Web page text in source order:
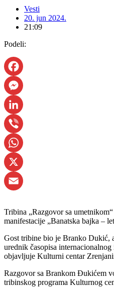
Vesti
20. jun 2024.
21:09
Podeli:
Facebook
Messenger
LinkedIn
Viber
WhatsApp
X
Tribina „Razgovor sa
manifestacije „Banatska bajka –
Gost tribine bio je Branko Dukić,
urednik časopisa
objavljuje Kulturni centar
Razgovor sa Brankom Đukićem
tribinskog programa Kulturnog